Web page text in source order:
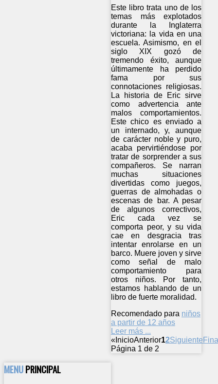
Este libro trata uno de los
temas más explotados
durante la Inglaterra
victoriana: la vida en una
escuela. Asimismo, en el
siglo XIX gozó de
tremendo éxito, aunque
últimamente ha perdido
fama por sus
connotaciones religiosas.
La historia de Eric sirve
como advertencia ante
malos comportamientos.
Este chico es enviado a
un internado, y, aunque
de carácter noble y puro,
acaba pervirtiéndose por
tratar de sorprender a sus
compañeros. Se narran
muchas situaciones
divertidas como juegos,
guerras de almohadas o
escenas de bar. A pesar
de algunos correctivos,
Eric cada vez se
comporta peor, y su vida
cae en desgracia tras
intentar enrolarse en un
barco. Muere joven y sirve
como señal de malo
comportamiento para
otros niños. Por tanto,
estamos hablando de un
libro de fuerte moralidad.
Recomendado para niños
a partir de 12 años
Leer más ...
« InicioAnterior12Siguiente
Página 1 de 2
MENUPRINCIPAL